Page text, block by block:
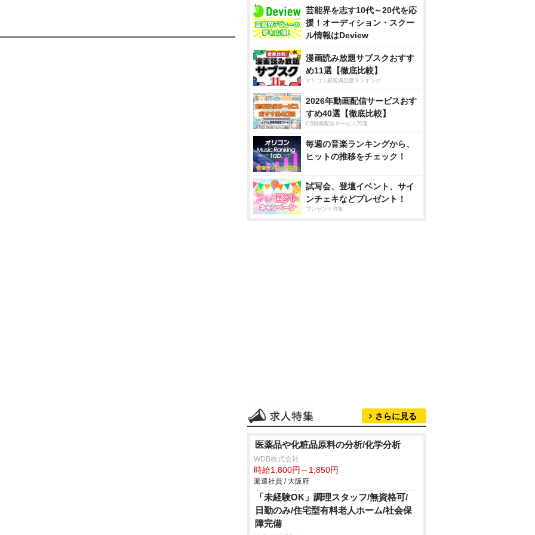
芸能界を志す10代～20代を応
援！オーディション・スクー
ル情報はDeview
漫画読み放題サブスクおすす
め11選【徹底比較】
オリコン顧客満足度ランキング
2026年動画配信サービスおす
すめ40選【徹底比較】
CS動画配信サービス20選
毎週の音楽ランキングから、
ヒットの推移をチェック！
試写会、登壇イベント、サイ
ンチェキなどプレゼント！
プレゼント特集
さらに見る
医薬品や化粧品原料の分析/化学分析
WDB株式会社
時給1,800円～1,850円
派遣社員 / 大阪府
「未経験OK」調理スタッフ/無資格可/
日勤のみ/住宅型有料老人ホーム/社会保
障完備